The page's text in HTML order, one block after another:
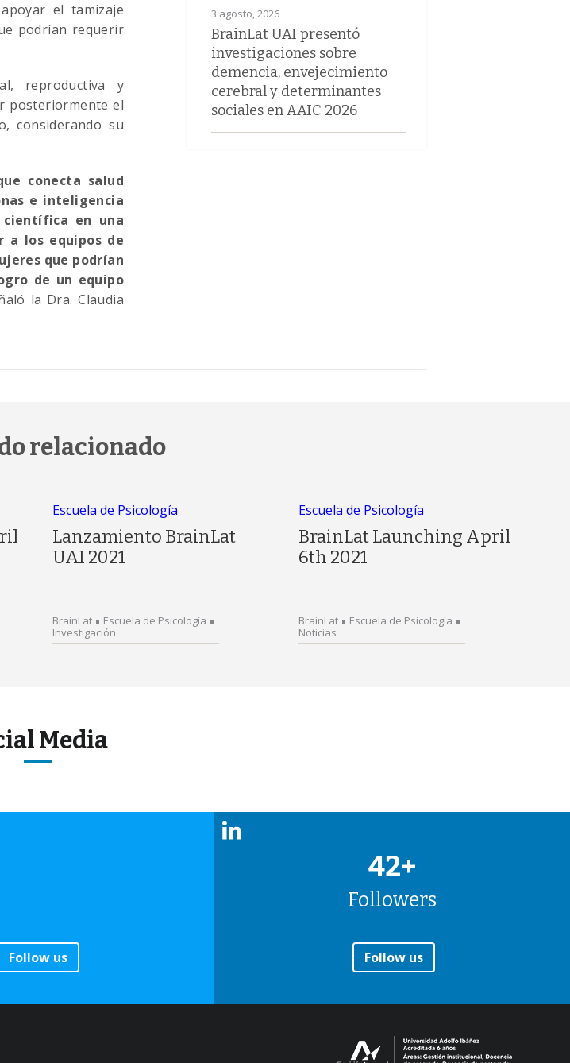
el tamizaje
podrían requerir
reproductiva y
posteriormente el
considerando su
conecta salud
e inteligencia
científica en una
los equipos de
que podrían
de un equipo
la Dra. Claudia
3 agosto, 2026
BrainLat UAI presentó
investigaciones sobre
demencia, envejecimiento
cerebral y determinantes
sociales en AAIC 2026
relacionado
Escuela de Psicología
Lanzamiento BrainLat
UAI 2021
BrainLat
Escuela de Psicología
Investigación
Escuela de Psicología
BrainLat Launching April
6th 2021
BrainLat
Escuela de Psicología
Noticias
Media
Follow us
42+
Followers
Follow us